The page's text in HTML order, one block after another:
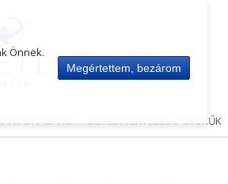
DRÁGAKŐ EGYEDI TERVEZÉSŰ GYŰRŰK
Önnek.
Megértettem, bezárom